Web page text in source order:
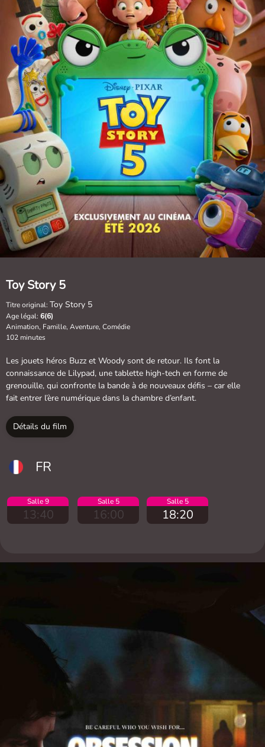
Toy Story 5
Titre original: Toy Story 5
Age légal: 6(6)
Animation, Famille, Aventure, Comédie
102 minutes
Les jouets héros Buzz et Woody sont de retour. Ils font la
connaissance de Lilypad, une tablette high-tech en forme de
grenouille, qui confronte la bande à de nouveaux défis – car elle
fait entrer l’ère numérique dans la chambre d’enfant.
Détails du film
FR
Salle 9
13:40
Salle 5
16:00
Salle 5
18:20